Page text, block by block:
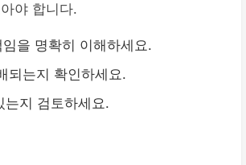
야 합니다.
을 명확히 이해하세요.
되는지 확인하세요.
는지 검토하세요.